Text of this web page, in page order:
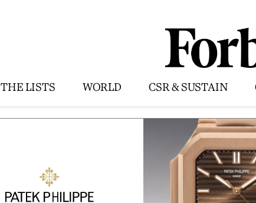
THE LISTS WORLD CSR & SUSTAIN